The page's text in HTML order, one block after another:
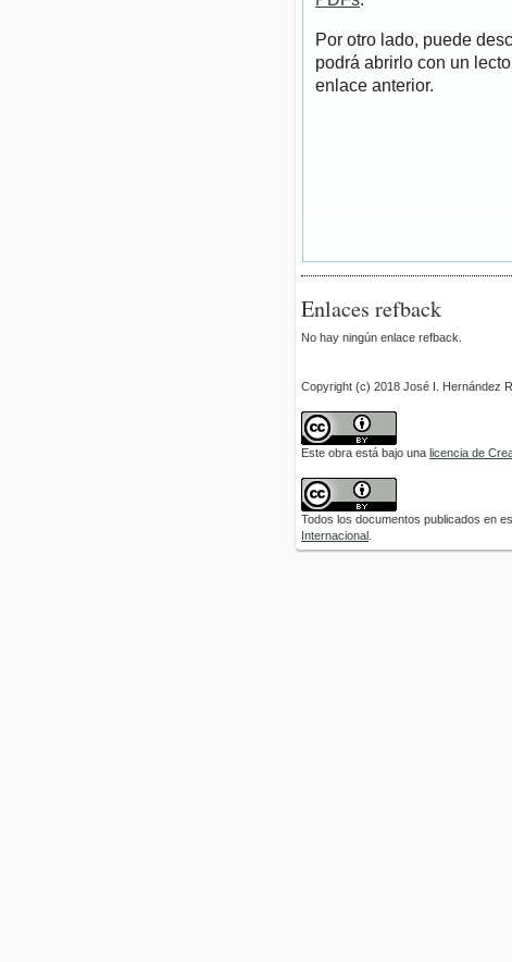
Por otro lado, puede
podrá abrirlo con un
enlace anterior.
Enlaces refback
No hay ningún enlace refback.
Copyright (c) 2018 José I. Hernández
Este obra está bajo una licencia de
Todos los documentos publicados en
Internacional